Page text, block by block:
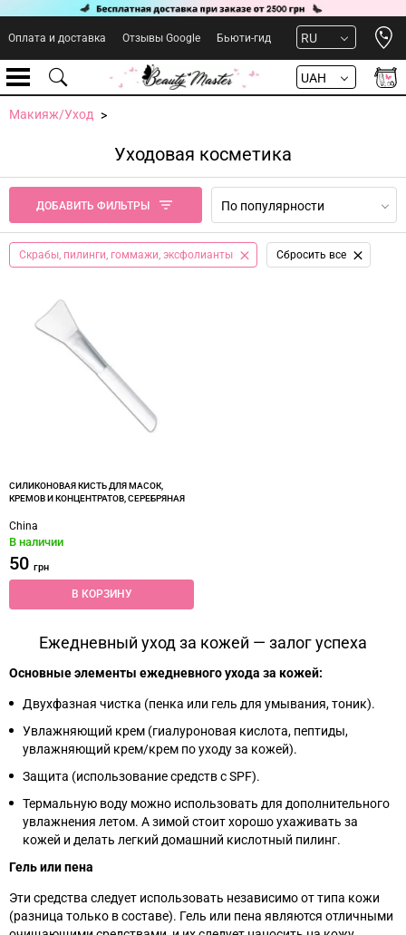
Оплата и доставка Отзывы Google Бьюти-гид RU
UAH
Макияж/Уход
Уходовая косметика
ДОБАВИТЬ ФИЛЬТРЫ По популярности
Скрабы, пилинги, гоммажи, эксфолианты Сбросить все
СИЛИКОНОВАЯ КИСТЬ ДЛЯ МАСОК,
КРЕМОВ И КОНЦЕНТРАТОВ, СЕРЕБРЯНАЯ
China
В наличии
50 грн
В КОРЗИНУ
Ежедневный уход за кожей — залог успеха
Основные элементы ежедневного ухода за кожей:
Двухфазная чистка (пенка или гель для умывания, тоник).
Увлажняющий крем (гиалуроновая кислота, пептиды,
увлажняющий крем/крем по уходу за кожей).
Защита (использование средств с SPF).
Термальную воду можно использовать для дополнительного
увлажнения летом. А зимой стоит хорошо ухаживать за
кожей и делать легкий домашний кислотный пилинг.
Гель или пена
Эти средства следует использовать независимо от типа кожи
(разница только в составе). Гель или пена являются отличными